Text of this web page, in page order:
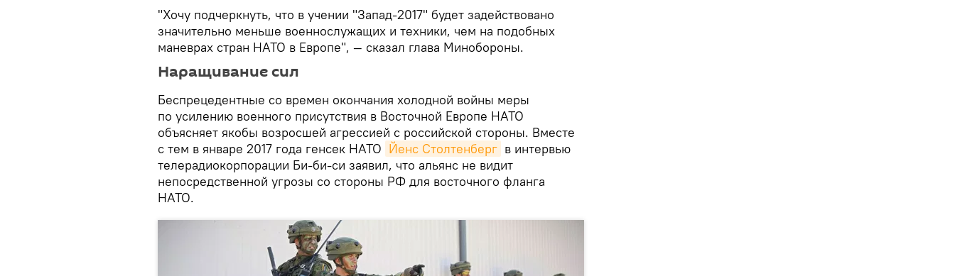
"Хочу подчеркнуть, что в учении "Запад-2017" будет задействовано
значительно меньше военнослужащих и техники, чем на подобных
маневрах стран НАТО в Европе", — сказал глава Минобороны.
Наращивание сил
Беспрецедентные со времен окончания холодной войны меры
по усилению военного присутствия в Восточной Европе НАТО
объясняет якобы возросшей агрессией с российской стороны. Вместе
с тем в январе 2017 года генсек НАТО Йенс Столтенберг в интервью
телерадиокорпорации Би-би-си заявил, что альянс не видит
непосредственной угрозы со стороны РФ для восточного фланга
НАТО.